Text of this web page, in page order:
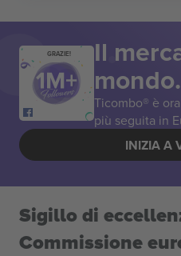
GRAZIE! Il
mondo.
Ticombo® è
più seguita in
INIZIA A
Sigillo di
Commissione